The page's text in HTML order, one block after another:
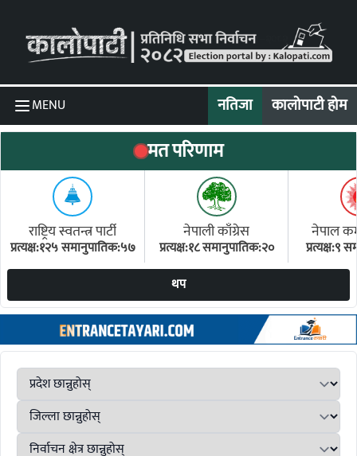
MENU नतिजा कालोपाटी होम
मत परिणाम
राष्ट्रिय स्वतन्त्र पार्टी
प्रत्यक्ष:१२५ समानुपातिक:५७
नेपाली काँग्रेस
प्रत्यक्ष:१८ समानुपातिक:२०
नेपाल
प्रत्यक्ष:९
थप